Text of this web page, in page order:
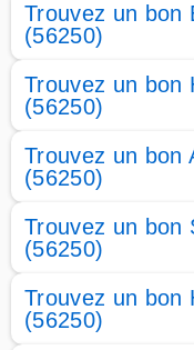
Trouvez un bon
(56250)
Trouvez un bon
(56250)
Trouvez un bon
(56250)
Trouvez un bon
(56250)
Trouvez un bon
(56250)